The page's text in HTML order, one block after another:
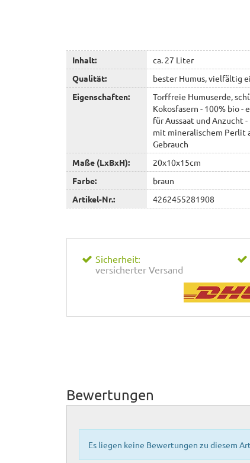
Inhalt:
ca. 27 Liter
Qualität:
bester Humus, vielfältig
Eigenschaften:
Torffreie Humuserde,
Kokosfasern - 100% bio -
für Aussaat und Anzucht
mit mineralischem Perlit
Gebrauch
Maße (LxBxH):
20x10x15cm
Farbe:
braun
Artikel-Nr.:
4262455281908
Sicherheit:
versicherter Versand
Bewertungen
Es liegen keine Bewertungen zu diesem